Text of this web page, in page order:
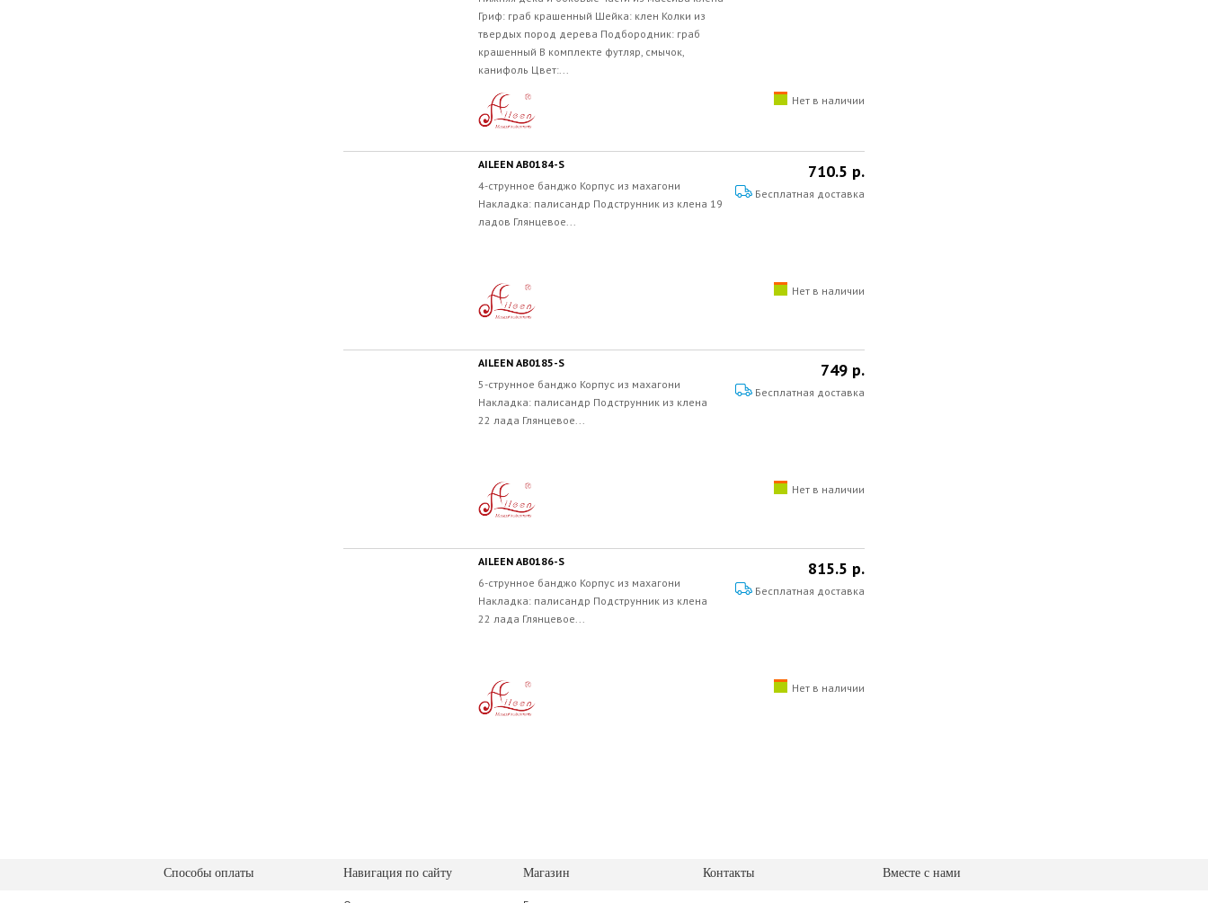
Гриф: граб крашенный Шейка: клен Колки из
твердых пород дерева Подбородник: граб
крашенный В комплекте футляр, смычок,
канифоль Цвет:...
Нет в наличии
AILEEN AB0184-S
4-струнное банджо Корпус из махагони
Накладка: палисандр Подструнник из клена 19
ладов Глянцевое...
710.5 р.
Бесплатная доставка
Нет в наличии
AILEEN AB0185-S
5-струнное банджо Корпус из махагони
Накладка: палисандр Подструнник из клена
22 лада Глянцевое...
749 р.
Бесплатная доставка
Нет в наличии
AILEEN AB0186-S
6-струнное банджо Корпус из махагони
Накладка: палисандр Подструнник из клена
22 лада Глянцевое...
815.5 р.
Бесплатная доставка
Нет в наличии
Способы оплаты Навигация по сайту Магазин Контакты Вместе с нами